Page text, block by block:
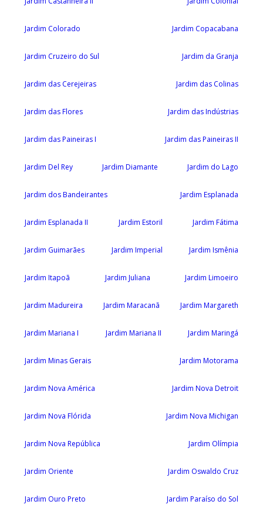
Jardim Colorado Jardim Copacabana
Jardim Cruzeiro do Sul Jardim da Granja
Jardim das Cerejeiras Jardim das Colinas
Jardim das Flores Jardim das Indústrias
Jardim das Paineiras I Jardim das Paineiras II
Jardim Del Rey Jardim Diamante Jardim do Lago
Jardim dos Bandeirantes Jardim Esplanada
Jardim Esplanada II Jardim Estoril Jardim Fátima
Jardim Guimarães Jardim Imperial Jardim Ismênia
Jardim Itapoã Jardim Juliana Jardim Limoeiro
Jardim Madureira Jardim Maracanã Jardim Margareth
Jardim Mariana I Jardim Mariana II Jardim Maringá
Jardim Minas Gerais Jardim Motorama
Jardim Nova América Jardim Nova Detroit
Jardim Nova Flórida Jardim Nova Michigan
Jardim Nova República Jardim Olímpia
Jardim Oriente Jardim Oswaldo Cruz
Jardim Ouro Preto Jardim Paraíso do Sol